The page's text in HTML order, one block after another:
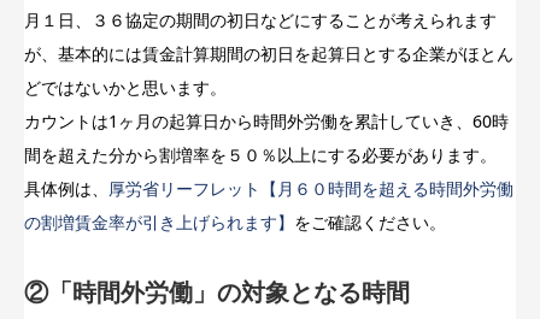
月１日、３６協定の期間の初日などにすることが考えられます
が、基本的には賃金計算期間の初日を起算日とする企業がほとん
どではないかと思います。
カウントは1ヶ月の起算日から時間外労働を累計していき、60時
間を超えた分から割増率を５０％以上にする必要があります。
具体例は、
厚労省リーフレット【月６０時間を超える時間外労働
の割増賃金率が引き上げられます】 をご確認ください。
②「時間外労働」の対象となる時間